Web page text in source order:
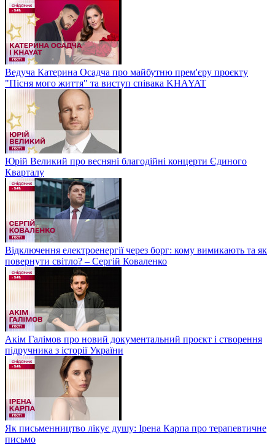
Ведуча Катерина Осадча про майбутню прем'єру проєкту
"Пісня мого життя" та виступ співака KHAYAT
Юрій Великий про весняні благодійні концерти Єдиного
Кварталу
Відключення електроенергії через борг: кому вимикають та як
повернути світло? – Сергій Коваленко
Акім Галімов про новий документальний проєкт і створення
підручника з історії України
Як письменництво лікує душу: Ірена Карпа про терапевтичне
письмо